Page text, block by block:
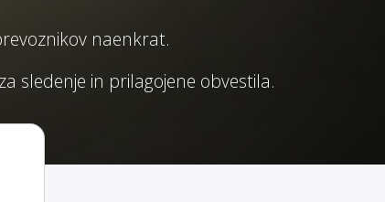
naenkrat.
sledenje in prilagojene obvestila.